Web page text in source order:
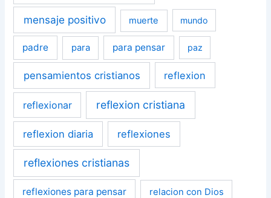
mensaje positivo muerte mundo
padre para para pensar paz
pensamientos cristianos reflexion
reflexionar reflexion cristiana
reflexion diaria reflexiones
reflexiones cristianas
reflexiones para pensar relacion con Dios